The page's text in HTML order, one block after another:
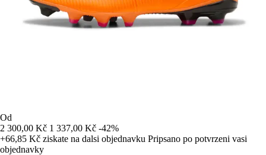
Od
2 300,00 Kč 1 337,00 Kč -42%
+66,85 Kč ziskate na dalsi objednavku Pripsano po potvrzeni vasi
objednavky